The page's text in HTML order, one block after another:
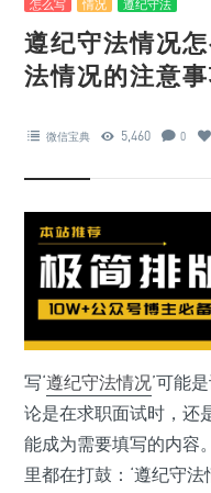
怎么写 情况 遵纪守法
遵纪守法情况
法情况的注意
微信宝典 5,460 0
写‘遵纪守法情况’可能
论是在求职面试时，还
能成为需要填写的内容
里都在打鼓：‘遵纪守法